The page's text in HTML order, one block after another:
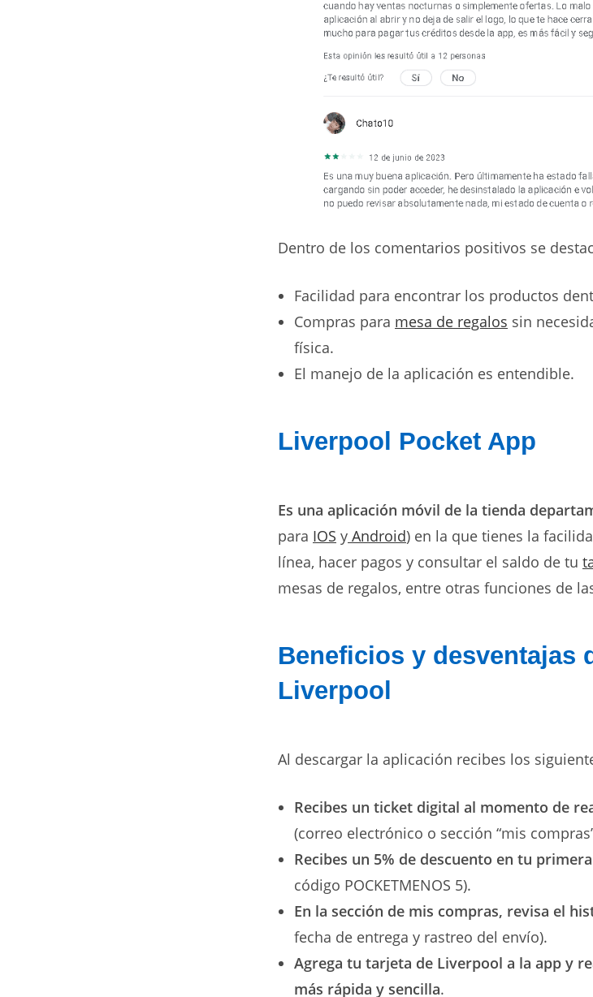
Dentro de los comentarios positivos se
Facilidad para encontrar los productos
Compras para mesa de regalos sin
física.
El manejo de la aplicación es entendible.
Liverpool Pocket App
Es una aplicación móvil de la tienda
para IOS y Android) en la que tienes la
línea, hacer pagos y consultar el saldo de tu
mesas de regalos, entre otras funciones de
Beneficios y desventajas
Liverpool
Al descargar la aplicación recibes los
Recibes un ticket digital al momento de
(correo electrónico o sección “mis
Recibes un 5% de descuento en tu
código POCKETMENOS 5).
En la sección de mis compras, revisa el
fecha de entrega y rastreo del envío).
Agrega tu tarjeta de Liverpool a la app y
más rápida y sencilla.